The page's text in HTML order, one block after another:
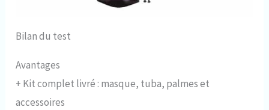
Bilan du test
Avantages
+ Kit complet livré : masque, tuba, palmes et
accessoires